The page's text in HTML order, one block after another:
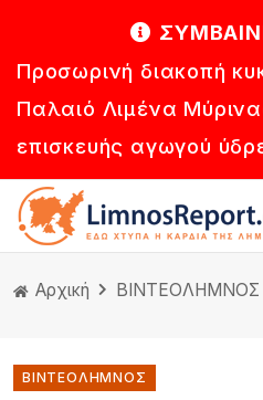
Προσωρινή διακοπή
Παλαιό Λιμένα
επισκευής αγωγού
Αρχική ΒΙΝΤΕΟΛΗΜΝΟΣ
ΒΙΝΤΕΟΛΗΜΝΟΣ